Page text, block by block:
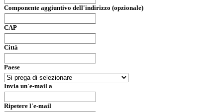
Componente aggiuntivo dell'indirizzo (opzionale)
CAP
Città
Paese
Invia un'e-mail a
Ripetere l'e-mail